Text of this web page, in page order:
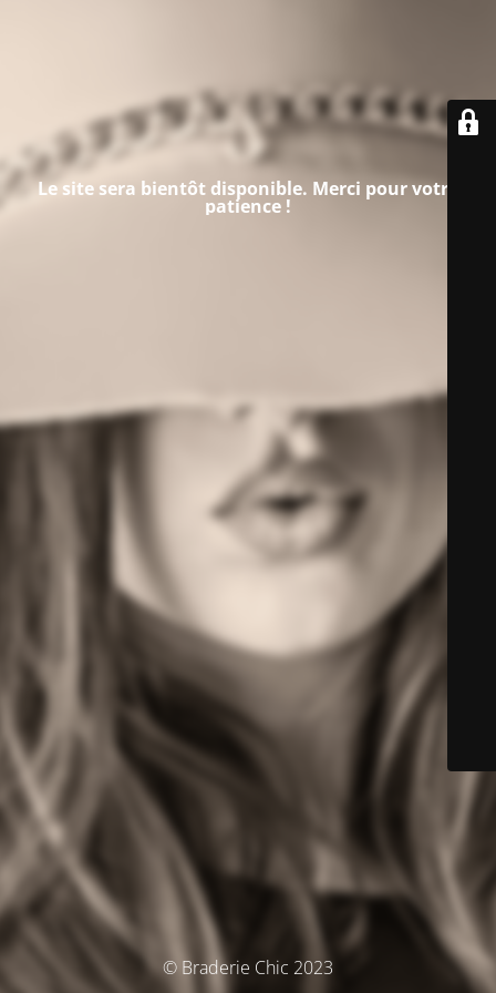
Le site sera bientôt disponible. Merci pour votre
patience !
© Braderie Chic 2023